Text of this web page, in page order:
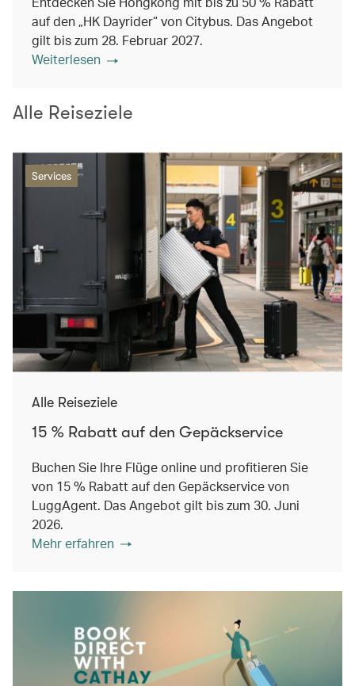
auf den „HK Dayrider“ von Citybus. Das Angebot
gilt bis zum 28. Februar 2027.
Weiterlesen
Alle Reiseziele
Services
Alle Reiseziele
15 % Rabatt auf den Gepäckservice
Buchen Sie Ihre Flüge online und profitieren Sie
von 15 % Rabatt auf den Gepäckservice von
LuggAgent. Das Angebot gilt bis zum 30. Juni
2026.
Mehr erfahren